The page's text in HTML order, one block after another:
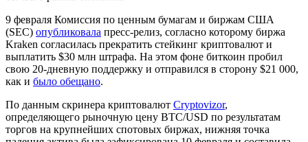
9 февраля Комиссия по ценным бумагам и биржам США
(SEC) опубликовала пресс-релиз, согласно которому биржа
Kraken согласилась прекратить стейкинг криптовалют и
выплатить $30 млн штрафа. На этом фоне биткоин пробил
свою 20-дневную поддержку и отправился в сторону $21 000,
как и было обещано.
По данным скринера криптовалют Cryptovizor,
определяющего рыночную цену BTC/USD по результатам
торгов на крупнейших спотовых биржах, нижняя точка